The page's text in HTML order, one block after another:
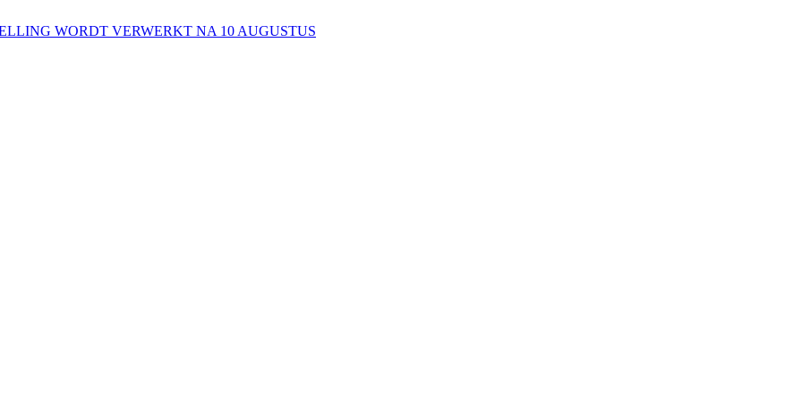
WORDT VERWERKT NA 10 AUGUSTUS